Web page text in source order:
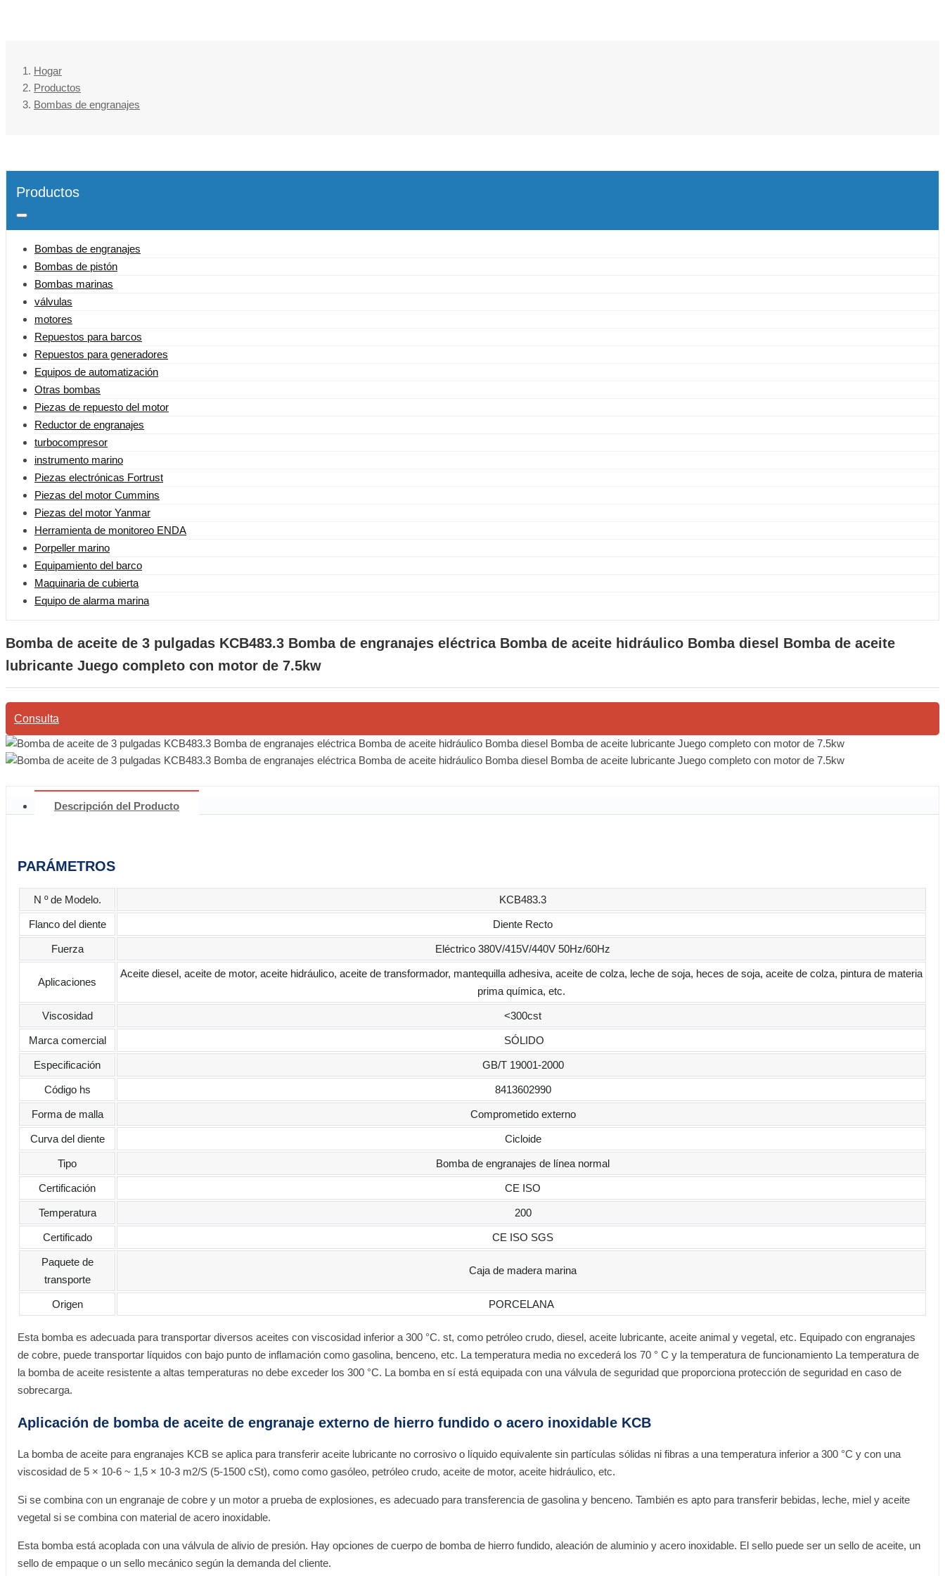
Hogar
Productos
Bombas de engranajes
Productos
Bombas de engranajes
Bombas de pistón
Bombas marinas
válvulas
motores
Repuestos para barcos
Repuestos para generadores
Equipos de automatización
Otras bombas
Piezas de repuesto del motor
Reductor de engranajes
turbocompresor
instrumento marino
Piezas electrónicas Fortrust
Piezas del motor Cummins
Piezas del motor Yanmar
Herramienta de monitoreo ENDA
Porpeller marino
Equipamiento del barco
Maquinaria de cubierta
Equipo de alarma marina
Bomba de aceite de 3 pulgadas KCB483.3 Bomba de engranajes eléctrica Bomba de aceite hidráulico Bomba diesel Bomba de aceite
lubricante Juego completo con motor de 7.5kw
Consulta
Descripción del Producto
PARÁMETROS
N º de Modelo. KCB483.3
Flanco del diente Diente Recto
Fuerza Eléctrico 380V/415V/440V 50Hz/60Hz
Aplicaciones
Aceite diesel, aceite de motor, aceite hidráulico, aceite de transformador, mantequilla adhesiva, aceite de colza, leche de soja, heces de soja, aceite de colza, pintura de materia
prima química, etc.
Viscosidad <300cst
Marca comercial SÓLIDO
Especificación GB/T 19001-2000
Código hs 8413602990
Forma de malla Comprometido externo
Curva del diente Cicloide
Tipo Bomba de engranajes de línea normal
Certificación CE ISO
Temperatura 200
Certificado CE ISO SGS
Paquete de
transporte
Caja de madera marina
Origen PORCELANA
Esta bomba es adecuada para transportar diversos aceites con viscosidad inferior a 300 °C. st, como petróleo crudo, diesel, aceite lubricante, aceite animal y vegetal, etc. Equipado con engranajes
de cobre, puede transportar líquidos con bajo punto de inflamación como gasolina, benceno, etc. La temperatura media no excederá los 70 ° C y la temperatura de funcionamiento La temperatura de
la bomba de aceite resistente a altas temperaturas no debe exceder los 300 °C. La bomba en sí está equipada con una válvula de seguridad que proporciona protección de seguridad en caso de
sobrecarga.
Aplicación de bomba de aceite de engranaje externo de hierro fundido o acero inoxidable KCB
La bomba de aceite para engranajes KCB se aplica para transferir aceite lubricante no corrosivo o líquido equivalente sin partículas sólidas ni fibras a una temperatura inferior a 300 °C y con una
viscosidad de 5 × 10-6 ~ 1,5 × 10-3 m2/S (5-1500 cSt), como como gasóleo, petróleo crudo, aceite de motor, aceite hidráulico, etc.
Si se combina con un engranaje de cobre y un motor a prueba de explosiones, es adecuado para transferencia de gasolina y benceno. También es apto para transferir bebidas, leche, miel y aceite
vegetal si se combina con material de acero inoxidable.
Esta bomba está acoplada con una válvula de alivio de presión. Hay opciones de cuerpo de bomba de hierro fundido, aleación de aluminio y acero inoxidable. El sello puede ser un sello de aceite, un
sello de empaque o un sello mecánico según la demanda del cliente.